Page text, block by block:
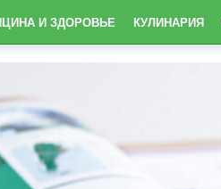
И ЗДОРОВЬЕ КУЛИНАРИЯ